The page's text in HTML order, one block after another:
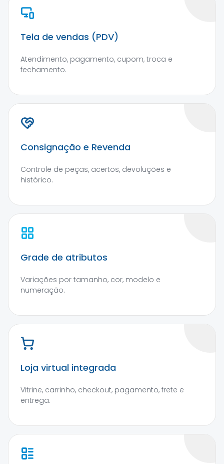
Tela de vendas (PDV)
Atendimento, pagamento, cupom, troca e
fechamento.
Consignação e Revenda
Controle de peças, acertos, devoluções e
histórico.
Grade de atributos
Variações por tamanho, cor, modelo e
numeração.
Loja virtual integrada
Vitrine, carrinho, checkout, pagamento, frete e
entrega.